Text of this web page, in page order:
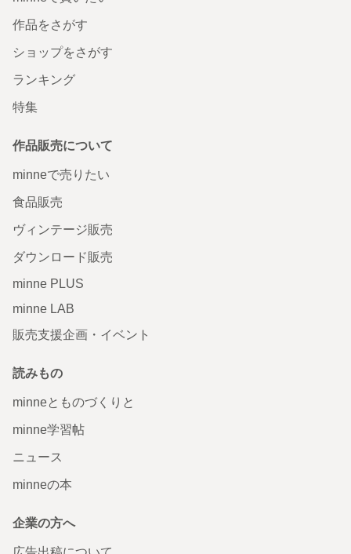
作品をさがす
ショップをさがす
ランキング
特集
作品販売について
minneで売りたい
食品販売
ヴィンテージ販売
ダウンロード販売
minne PLUS
minne LAB
販売支援企画・イベント
読みもの
minneとものづくりと
minne学習帖
ニュース
minneの本
企業の方へ